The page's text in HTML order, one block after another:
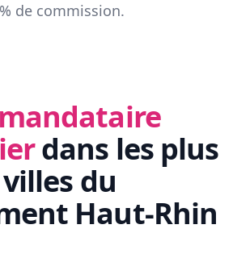
de commission.
dans les plus
du
Haut-Rhin